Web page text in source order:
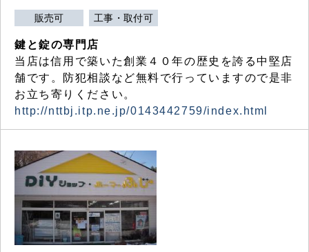
販売可 工事・取付可
鍵と錠の専門店
当店は信用で築いた創業４０年の歴史を誇る中堅店
舗です。防犯相談など無料で行っていますので是非
お立ち寄りください。
http://nttbj.itp.ne.jp/0143442759/index.html